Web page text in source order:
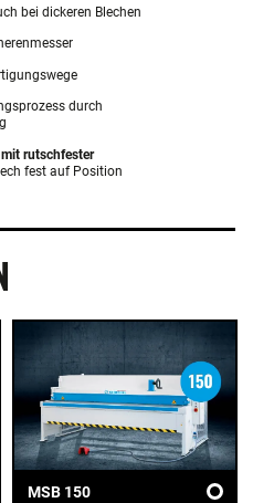
bei dickeren Blechen
durch
rutschfester
fest auf Position
MSB 150